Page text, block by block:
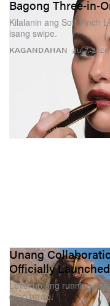
KAGANDAHAN
Bagong
Kilalanin ang Soft Pinch
isang swipe.
Jul 7, 2026
Unang
Officially Launched
Level up ang running
drop na ‘to.